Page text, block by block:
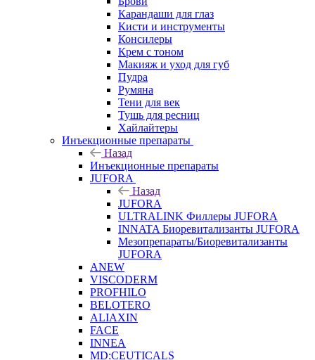
Карандаши для глаз
Кисти и инструменты
Консилеры
Крем с тоном
Макияж и уход для губ
Пудра
Румяна
Тени для век
Тушь для ресниц
Хайлайтеры
Инъекционные препараты
Назад
Инъекционные препараты
JUFORA
Назад
JUFORA
ULTRALINK Филлеры JUFORA
INNATA Биоревитализанты JUFORA
Мезопрепараты/Биоревитализанты
JUFORA
ANEW
VISCODERM
PROFHILO
BELOTERO
ALIAXIN
FACE
INNEA
MD:CEUTICALS